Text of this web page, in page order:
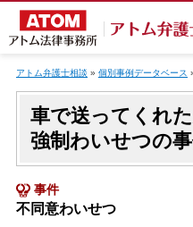
ホームに戻る
アトム弁護士相談 » 個別事例データベース
車で送ってくれ
強制わいせつの事
事件
不同意わいせつ